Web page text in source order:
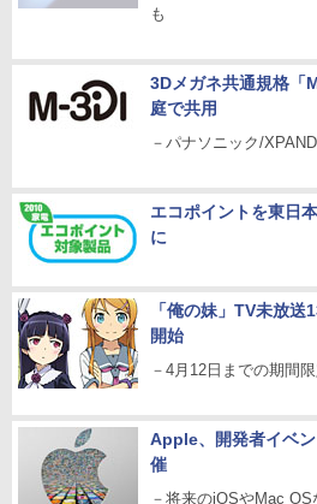
も
3Dメガネ共通規格「
庭で共用
－パナソニック/
エコポイントを東日
に
「俺の妹」TV未放
開始
－4月12日までの期間
Apple、開発者イベ
催
－将来のiOSやMac OS